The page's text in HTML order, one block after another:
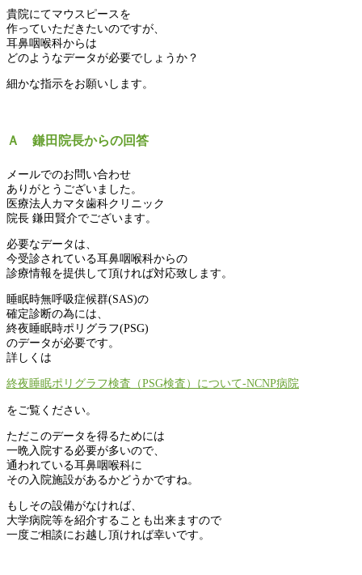
貴院にてマウスピースを
作っていただきたいのですが、
耳鼻咽喉科からは
どのようなデータが必要でしょうか？
細かな指示をお願いします。
Ａ 鎌田院長からの回答
メールでのお問い合わせ
ありがとうございました。
医療法人カマタ歯科クリニック
院長 鎌田賢介でございます。
必要なデータは、
今受診されている耳鼻咽喉科からの
診療情報を提供して頂ければ対応致します。
睡眠時無呼吸症候群(SAS)の
確定診断の為には、
終夜睡眠時ポリグラフ(PSG)
のデータが必要です。
詳しくは
終夜睡眠ポリグラフ検査（PSG検査）について-NCNP病院
をご覧ください。
ただこのデータを得るためには
一晩入院する必要が多いので、
通われている耳鼻咽喉科に
その入院施設があるかどうかですね。
もしその設備がなければ、
大学病院等を紹介することも出来ますので
一度ご相談にお越し頂ければ幸いです。